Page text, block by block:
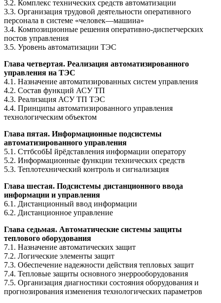
3.2. Комплекс технических средств автоматизации
3.3. Организация трудовой деятельности оперативного
персонала в системе «человек—машииа»
3.4. Композиционные решения оперативно-диспетчерских
постов управления
3.5. Уровень автоматизации ТЭС
Глава четвертая. Реализация автоматизированного
управления на ТЭС
4.1. Назначение автоматизированных систем управления
4.2. Состав функций АСУ ТП
4.3. Реализация АСУ ТП ТЭС
4.4. Принципы автоматизированного управления
технологическим объектом
Глава пятая. Информационные подсистемы
автоматизированного управления
5.1. СттбсобЫ йрёдставления информации оператору
5.2. Информационные функции технических средств
5.3. Теплотехнический контроль и сигнализация
Глава шестая. Подсистемы дистанционного ввода
информации и управления
6.1. Дистанционный ввод информации
6.2. Дистанционное управление
Глава седьмая. Автоматические системы защиты
теплового оборудования
7.1. Назначение автоматических защит
7.2. Логические элементы защит
7.3. Обеспечение надежности действия тепловых защит
7.4. Тепловые защиты основного энеррооборудования
7.5. Организация диагностики состояния оборудования и
прогнозирования изменения технологических параметров